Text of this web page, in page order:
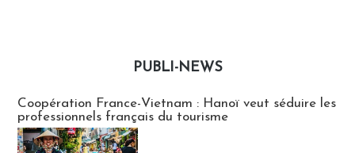
PUBLI-NEWS
Coopération France-Vietnam : Hanoï veut séduire les
professionnels français du tourisme